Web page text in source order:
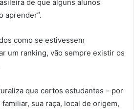
de que alguns alunos
aprender”.
como se estivessem
um ranking, vão sempre existir os
que certos estudantes – por
sua raça, local de origem,